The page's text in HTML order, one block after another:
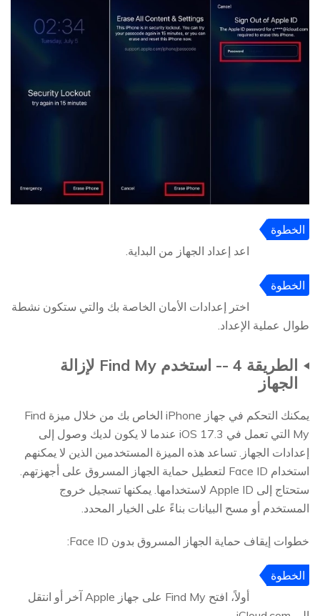
الخطوة
اعد إعداد الجهاز من البداية.
الخطوة
اختر إعدادات الأمان الخاصة بك والتي ستكون نشطة
طوال عملية الإعداد.
الطريقة 4 -- استخدم Find My لإزالة
الجهاز
يمكنك التحكم في جهاز iPhone الخاص بك من خلال ميزة Find
My التي تعمل في iOS 17.3 عندما لا يكون لديك وصول إلى
إعدادات الجهاز. تساعد هذه الميزة المستخدمين الذين لا يمكنهم
استخدام Face ID لتعطيل حماية الجهاز المسروق على أجهزتهم.
ستحتاج إلى Apple ID لاستخدامها. يمكنها تسجيل خروج
المستخدم أو مسح البيانات بناءً على الخيار المحدد.
خطوات إيقاف حماية الجهاز المسروق بدون Face ID:
الخطوة
أولاً، افتح Find My على جهاز Apple آخر أو انتقل